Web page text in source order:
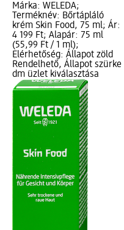
Márka: WELEDA;
Terméknév: Bőrtápláló
krém Skin Food, 75 ml; Ár:
4 199 Ft; Alapár: 75 ml
(55,99 Ft / 1 ml);
Elérhetőség: Állapot zöld
Rendelhető, Állapot szürke
dm üzlet kiválasztása